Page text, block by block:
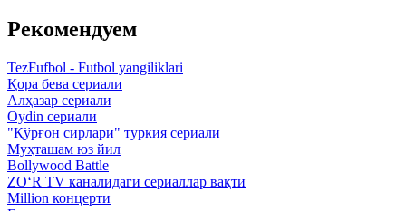
Рекомендуем
TezFufbol - Futbol yangiliklari
Қора бева сериали
Алҳазар сериали
Oydin сериали
"Қўрғон сирлари" туркия сериали
Муҳташам юз йил
Bollywood Battle
ZO‘R TV каналидаги сериаллар вақти
Million концерти